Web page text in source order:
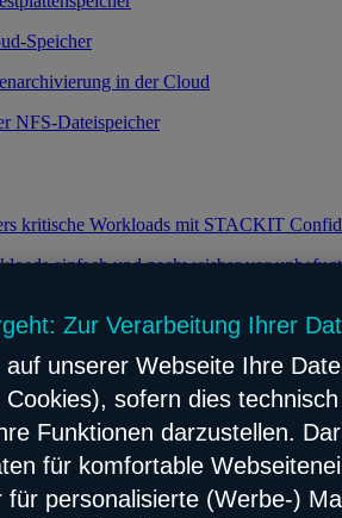
Speicher
in der Cloud
NFS-Dateispeicher
kritische Workloads mit STACKIT
einfach und nachweisbar vor
durch effiziente Verteilung des
für Ihre Webanwendungen
und zuverlässig Network Content
Zur Verarbeitung Ihrer
auf unserer Webseite Ihre
Cookies), sofern dies
Funktionen darzustellen.
für komfortable
für personalisierte (Werbe-)